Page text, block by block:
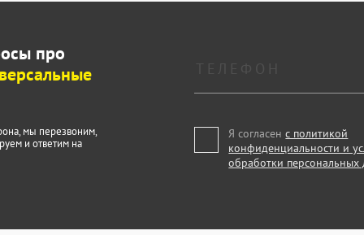
про
мы перезвоним,
и ответим на
Я согласенс политикой
конфиденциальности и
обработки персональных